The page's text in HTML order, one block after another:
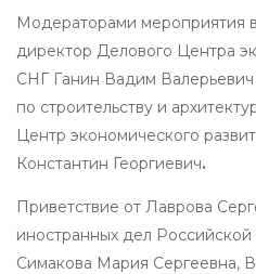
Модераторами мероприятия
директор Делового Центра
СНГ Ганин Вадим
по строительству и
Центр экономического
Константин Георгиевич.
Приветствие от Лаврова
иностранных дел
Симакова Мария Сергеевна,